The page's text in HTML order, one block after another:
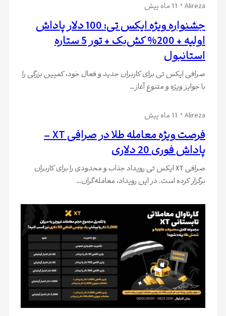
Alireza 11 ماه پیش
جشنواره ویژه ایکس تی: 100 دلار پاداش
اولیه + 200% کش‌بک + تور 5 ستاره
استانبول
صرافی ایکس تی برای کاربران جدید و فعال خود، کمپین بزرگی را
با جوایز ویژه و متنوع آغاز…
Alireza 11 ماه پیش
فرصت ویژه معامله طلا در صرافی XT –
پاداش فوری 20 دلاری
صرافی XT ایکس تی رویداد جذاب و محدودی را برای کاربران
برگزار کرده است. در این رویداد، معامله‌گران…